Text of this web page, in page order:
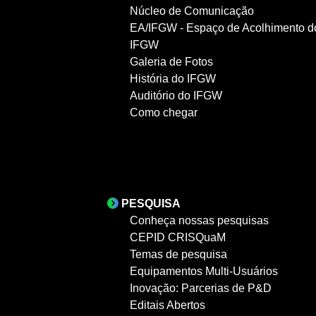
Núcleo de Comunicação
EA/IFGW - Espaço de Acolhimento
IFGW
Galeria de Fotos
História do IFGW
Auditório do IFGW
Como chegar
PESQUISA
Conheça nossas pesquisas
CEPID CRISQuaM
Temas de pesquisa
Equipamentos Multi-Usuários
Inovação: Parcerias de P&D
Editais Abertos